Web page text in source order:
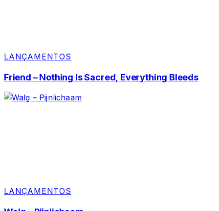
LANÇAMENTOS
Friend – Nothing Is Sacred, Everything Bleeds
LANÇAMENTOS